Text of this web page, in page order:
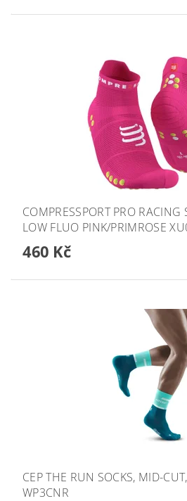
COMPRESSPORT PRO RACING
LOW FLUO PINK/PRIMROSE
460 Kč
CEP THE RUN SOCKS, MID-
WP3CNR